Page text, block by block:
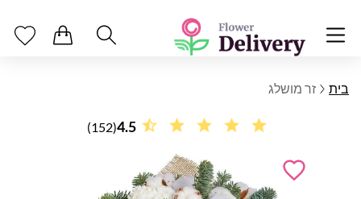
בית זר מושלג
4.5
(152)